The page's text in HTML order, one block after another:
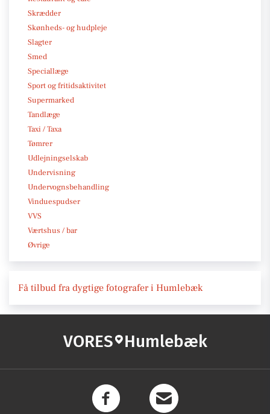
Skrædder
Skønheds- og hudpleje
Slagter
Smed
Speciallæge
Sport og fritidsaktivitet
Supermarked
Tandlæge
Taxi / Taxa
Tømrer
Udlejningselskab
Undervisning
Undervognsbehandling
Vinduespudser
VVS
Værtshus / bar
Øvrige
Få tilbud fra dygtige fotografer i Humlebæk
VORES Humlebæk